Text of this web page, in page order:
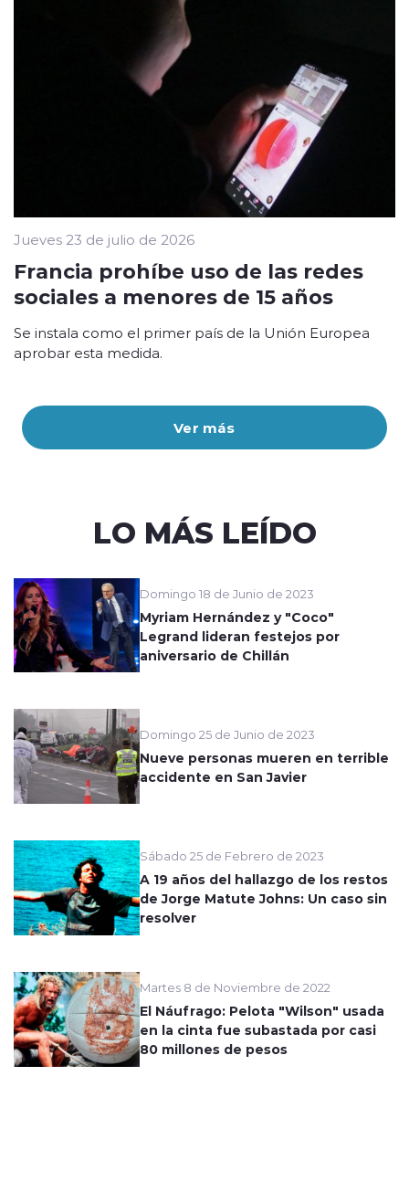
Ver más
Jueves 23 de julio de 2026
Francia prohíbe uso de las redes
sociales a menores de 15 años
Se instala como el primer país de la Unión Europea
aprobar esta medida.
LO MÁS LEÍDO
Domingo 18 de Junio de 2023
Myriam Hernández y "Coco"
Legrand lideran festejos por
aniversario de Chillán
Domingo 25 de Junio de 2023
Nueve personas mueren en terrible
accidente en San Javier
Sábado 25 de Febrero de 2023
A 19 años del hallazgo de los restos
de Jorge Matute Johns: Un caso sin
resolver
Martes 8 de Noviembre de 2022
El Náufrago: Pelota "Wilson" usada
en la cinta fue subastada por casi
80 millones de pesos